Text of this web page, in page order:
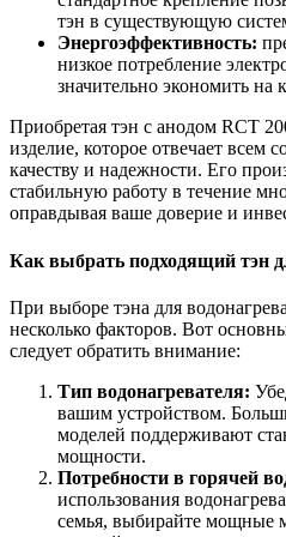
тэн в существующую
Энергоэффективность:
низкое потребление
значительно экономить на
Приобретая тэн с анодом RCT
изделие, которое отвечает всем
качеству и надежности. Его
стабильную работу в течение
оправдывая ваше доверие и
Как выбрать подходящий тэн
При выборе тэна для
несколько факторов. Вот
следует обратить внимание:
Тип водонагревателя:
вашим устройством.
моделей поддерживают
мощности.
Потребности в горячей
использования
семья, выбирайте мощные